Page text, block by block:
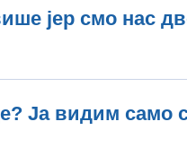
јер смо нас
Ја видим само